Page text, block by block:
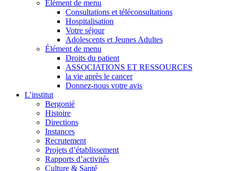
Élément de menu
Consultations et téléconsultations
Hospitalisation
Votre séjour
Adolescents et Jeunes Adultes
Élément de menu
Droits du patient
ASSOCIATIONS ET RESSOURCES
la vie après le cancer
Donnez-nous votre avis
L’institut
Bergonié
Histoire
Directions
Instances
Recrutement
Projets d’établissement
Rapports d’activités
Culture & Santé